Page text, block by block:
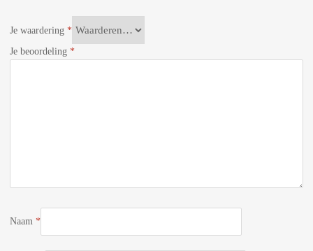
Je waardering *
Je beoordeling *
Naam *